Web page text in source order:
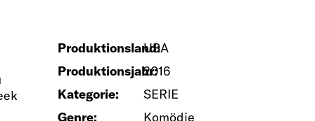
Produktionsland:
USA
Produktionsjahr:2016
Kategorie:
SERIE
Genre:
Komödie